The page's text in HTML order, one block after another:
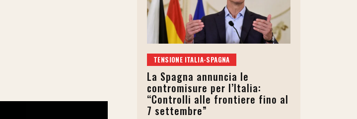
TENSIONE ITALIA-SPAGNA
La Spagna annuncia le
contromisure per l’Italia:
“Controlli alle frontiere fino al
7 settembre”